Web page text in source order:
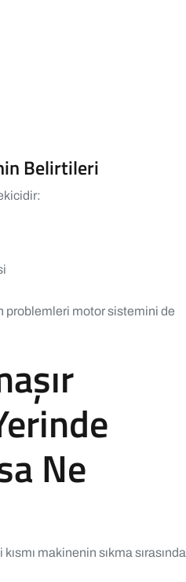
Belirtileri
problemleri motor sistemini de
Ne
makinenin sıkma sırasında